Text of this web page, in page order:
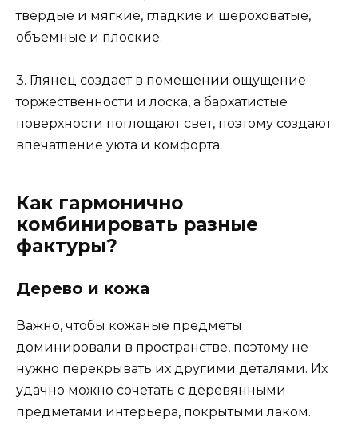
твердые и мягкие, гладкие и шероховатые,
объемные и плоские.
3. Глянец создает в помещении ощущение
торжественности и лоска, а бархатистые
поверхности поглощают свет, поэтому создают
впечатление уюта и комфорта.
Как гармонично
комбинировать разные
фактуры?
Дерево и кожа
Важно, чтобы кожаные предметы
доминировали в пространстве, поэтому не
нужно перекрывать их другими деталями. Их
удачно можно сочетать с деревянными
предметами интерьера, покрытыми лаком.